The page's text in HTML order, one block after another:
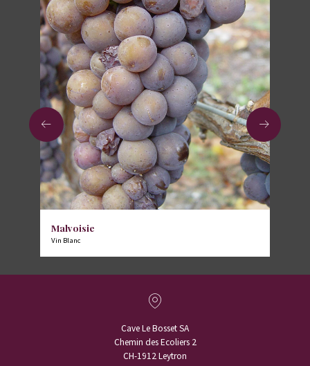
Malvoisie
Vin Blanc
Cave Le Bosset SA
Chemin des Ecoliers 2
CH-1912 Leytron